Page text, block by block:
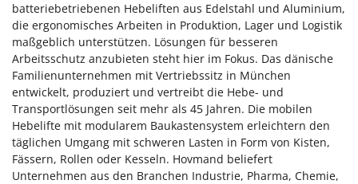
batteriebetriebenen Hebeliften aus Edelstahl und Aluminium,
die ergonomisches Arbeiten in Produktion, Lager und Logistik
maßgeblich unterstützen. Lösungen für besseren
Arbeitsschutz anzubieten steht hier im Fokus. Das dänische
Familienunternehmen mit Vertriebssitz in München
entwickelt, produziert und vertreibt die Hebe- und
Transportlösungen seit mehr als 45 Jahren. Die mobilen
Hebelifte mit modularem Baukastensystem erleichtern den
täglichen Umgang mit schweren Lasten in Form von Kisten,
Fässern, Rollen oder Kesseln. Hovmand beliefert
Unternehmen aus den Branchen Industrie, Pharma, Chemie,